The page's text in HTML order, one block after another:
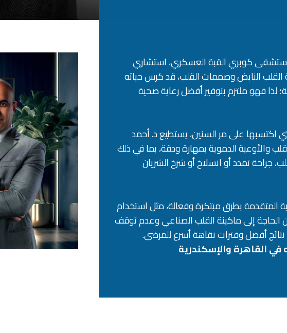
كوبري القبة العسكري، استشاري
القلب النابض وصممات القلب، قد كرس حياته
لذا فهو ملتزم بتوفير أفضل رعاية صحية
اكتسبها على مر السنين، يستطيع د. أحمد
والأوعية الدموية بمهارة ودقة، بما في ذلك
جراحة تمدد أو انسلاخ أو شرخ الشريان
المتقدمة بطرق مبتكرة وفعالة، مثل استخدام
الحاجة إلى ماكينة القلب الصناعي وعدم توقف
أفضل وفترات نقاهة أسرع للمرضى.
في القاهرة والإسكندرية